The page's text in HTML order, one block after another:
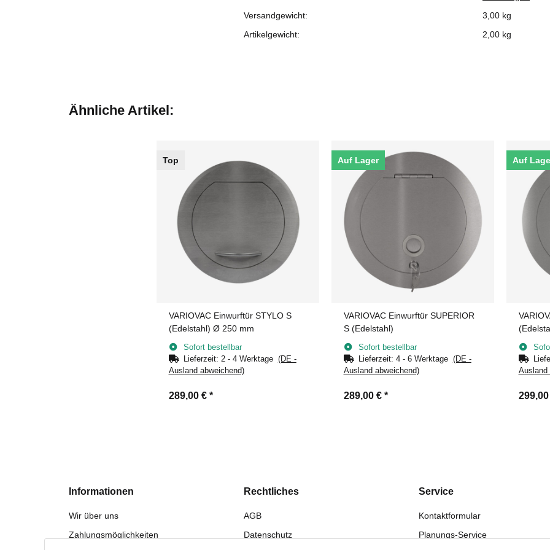
Versandgewicht:
3,00 kg
Artikelgewicht:
2,00 kg
Ähnliche Artikel:
Top
VARIOVAC Einwurftür STYLO S
(Edelstahl) Ø 250 mm
Sofort bestellbar
Lieferzeit: 2 - 4 Werktage (DE -
Ausland abweichend)
289,00 € *
Auf Lager
VARIOVAC Einwurftür SUPERIOR
S (Edelstahl)
Sofort bestellbar
Lieferzeit: 4 - 6 Werktage (DE -
Ausland abweichend)
289,00 € *
Auf
Ausland
Informationen
Wir über uns
Zahlungsmöglichkeiten
Rechtliches
AGB
Datenschutz
Service
Kontaktformular
Planungs-Service